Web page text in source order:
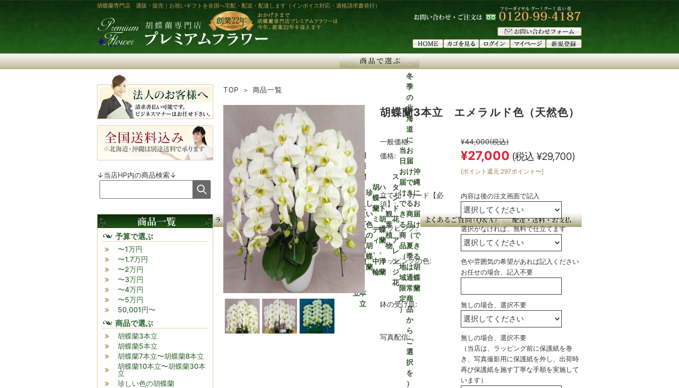
胡蝶蘭専門店 通販・販売｜お祝いギフトを全国へ宅配・配送・配達します（インボイス対応・適格請求書発行）
〜1
万
円
〜
1.7
万
円
〜2
万
円
〜3
万
円
〜4
万
円
〜5
万
円
50,
00
1
円
〜
胡
蝶
蘭
3
本
立
胡
蝶
蘭
5
本
立
胡
蝶
蘭
7
本
立
〜
胡
蝶
立
胡
蝶
蘭
本
立
〜
胡
蝶
蘭
本
立
珍
し
い
色
の
胡
蝶
蘭
胡
蝶
蘭
ミ
デ
ィ
、
中
輪
ハ
ー
ト
胡
蝶
蘭
、
洋
蘭
観
葉
植
物
ス
タ
ン
ド
花
・
ア
レ
ン
ジ
花
当
日
お
届
け
で
き
る
商
品
（
地
域
限
定
）
冬
季
の
北
海
道
に
お
届
け
で
き
る
商
品
（
夏
季
は
通
常
商
品
か
ら
ご
選
択
を
）
沖
縄
に
お
届
け
で
き
る
胡
蝶
蘭
TOP 商品一覧
胡蝶蘭3本立 エメラルド色（天然色）
一般価格: ¥44,000(税込)
価格:
¥27,000 (税込 ¥29,700)
[ポイント還元 297ポイント〜]
立て札・カード【必
須】:
内容は後の注文画面で記入
ラッピング: 選択がなければ、無料で仕立てます
ラッピングの色:
色や雰囲気の希望があれば記入ください
お任せの場合、記入不要
鉢の受け皿: 無しの場合、選択不要
写真配信:
無しの場合、選択不要
（当店は、ラッピング前に保護紙を巻
き、写真撮影用に保護紙を外し、出荷時
再び保護紙を施す丁寧な手順を実施して
います）
↓当店HP内の商品検索↓
商品カテゴリ
予算で選ぶ
〜1万円
〜1.7万円
〜2万円
〜3万円
〜4万円
〜5万円
50,001円〜
商品で選ぶ
胡蝶蘭3本立
胡蝶蘭5本立
胡蝶蘭7本立〜胡蝶蘭8本立
胡蝶蘭10本立〜胡蝶蘭30本
立
珍しい色の胡蝶蘭